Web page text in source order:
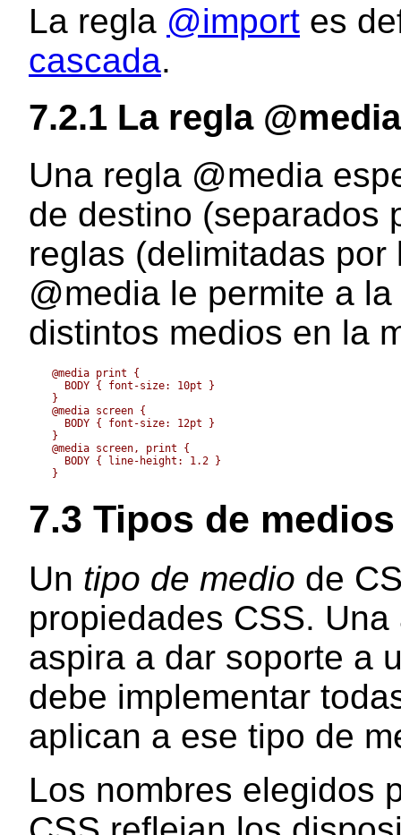
La regla @import es
cascada.
7.2.1 La regla @media
Una regla @media
de destino (separados
reglas (delimitadas
@media le permite a
distintos medios en la
  @media print {
    BODY { font-size: 10pt }
  }
  @media screen {
    BODY { font-size: 12pt }
  }
  @media screen, print {
    BODY { line-height: 1.2 }
7.3 Tipos de
Un tipo de medio de
propiedades CSS.
aspira a dar soporte a
debe implementar
aplican a ese tipo de
Los nombres elegidos